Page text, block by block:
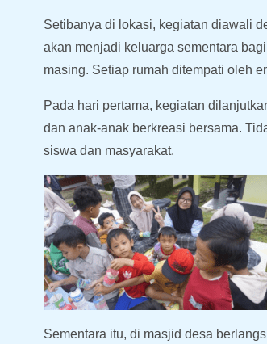
Setibanya di lokasi, kegiatan diawali
akan menjadi keluarga sementara
masing. Setiap rumah ditempati oleh
Pada hari pertama, kegiatan
dan anak-anak berkreasi bersama.
siswa dan masyarakat.
Sementara itu, di masjid desa